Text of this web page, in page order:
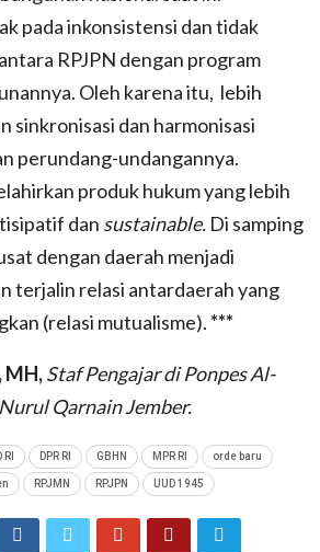
pada inkonsistensi dan tidak
RPJPN dengan program
Oleh karena itu, lebih
sinkronisasi dan harmonisasi
perundang-undangannya.
produk hukum yang lebih
dan sustainable. Di samping
dengan daerah menjadi
terjalin relasi antardaerah yang
(relasi mutualisme).***
MH,Staf Pengajar di Ponpes Al-
Qarnain Jember.
RI DPR RI GBHN MPR RI orde baru
RPJMN RPJPN UUD 1945